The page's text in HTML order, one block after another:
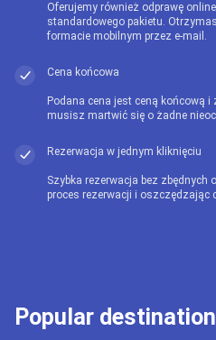
Oferujemy również odprawę
standardowego pakietu.
formacie mobilnym przez e-mail.
Cena końcowa
Podana cena jest ceną końcową i
musisz martwić się o żadne
Rezerwacja w jednym kliknięciu
Szybka rezerwacja bez zbędnych
proces rezerwacji i oszczędzając
Popular destination